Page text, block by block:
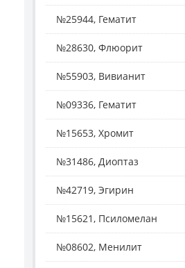
№25944, Гематит
№28630, Флюорит
№55903, Вивианит
№09336, Гематит
№15653, Хромит
№31486, Диоптаз
№42719, Эгирин
№15621, Псиломелан
№08602, Менилит